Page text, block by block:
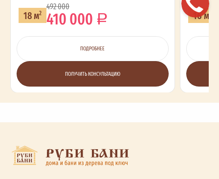
18 м2
492 000
410 000
ПОДРОБНЕЕ
ПОЛУЧИТЬ КОНСУЛЬТАЦИЮ
16 м